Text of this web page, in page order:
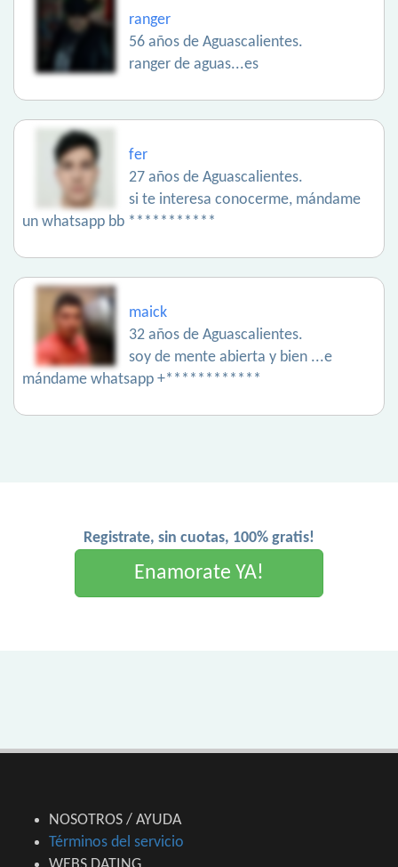
ranger
56 años de Aguascalientes.
ranger de aguas...es
fer
27 años de Aguascalientes.
si te interesa conocerme, mándame
un whatsapp bb ***********
maick
32 años de Aguascalientes.
soy de mente abierta y bien ...e
mándame whatsapp +************
Registrate, sin cuotas, 100% gratis!
Enamorate YA!
NOSOTROS / AYUDA
Términos del servicio